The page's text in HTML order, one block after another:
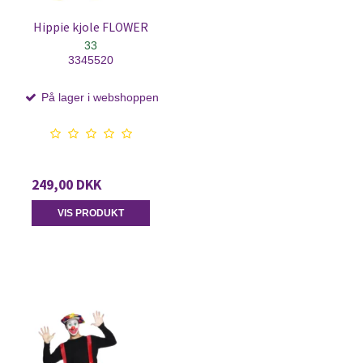
Hippie kjole FLOWER
33
3345520
På lager i webshoppen
249,00 DKK
VIS PRODUKT